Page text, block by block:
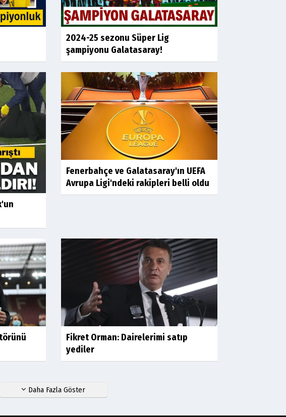
2024-25 sezonu Süper Lig
şampiyonu Galatasaray!
Fenerbahçe ve Galatasaray'ın UEFA
Avrupa Ligi'ndeki rakipleri belli oldu
Fikret Orman: Dairelerimi satıp
yediler
Daha Fazla Göster